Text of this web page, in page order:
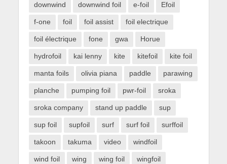
downwind downwind foil e-foil Efoil
f-one foil foil assist foil electrique
foil électrique fone gwa Horue
hydrofoil kai lenny kite kitefoil kite foil
manta foils olivia piana paddle parawing
planche pumping foil pwr-foil sroka
sroka company stand up paddle sup
sup foil supfoil surf surf foil surffoil
takoon takuma video windfoil
wind foil wing wing foil wingfoil